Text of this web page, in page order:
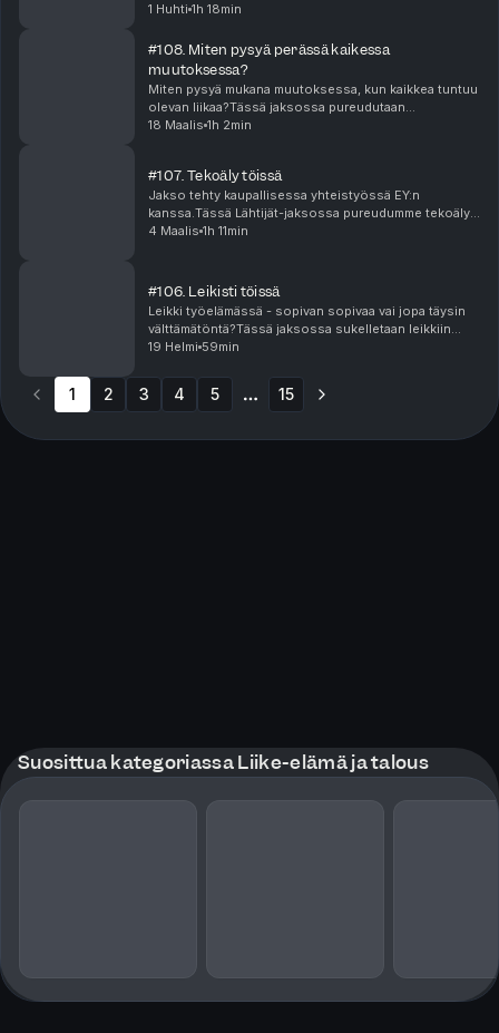
kierrätettynä. Aihe on ajankohtaisempi kuin jopa
1 Huhti 1h 18min
#108. Miten pysyä perässä kaikessa
muutoksessa?
Miten pysyä mukana muutoksessa, kun kaikkea tuntuu
olevan liikaa?Tässä jaksossa pureudutaan
muutoskyvykkyyteen ja muutosvalmiuteen.
18 Maalis 1h 2min
#107. Tekoäly töissä
Jakso tehty kaupallisessa yhteistyössä EY:n
kanssa.Tässä Lähtijät-jaksossa pureudumme tekoälyn
vaikutuksiin työelämässä. Ei hypeen vaan siihen, mitä
4 Maalis 1h 11min
#106. Leikisti töissä
Leikki työelämässä - sopivan sopivaa vai jopa täysin
välttämätöntä?Tässä jaksossa sukelletaan leikkiin
töissä ja elämässä. Miksi aikuisen on vaikea
19 Helmi 59min
1 2 3 4 5 15
Suosittua kategoriassa Liike-elämä ja talous